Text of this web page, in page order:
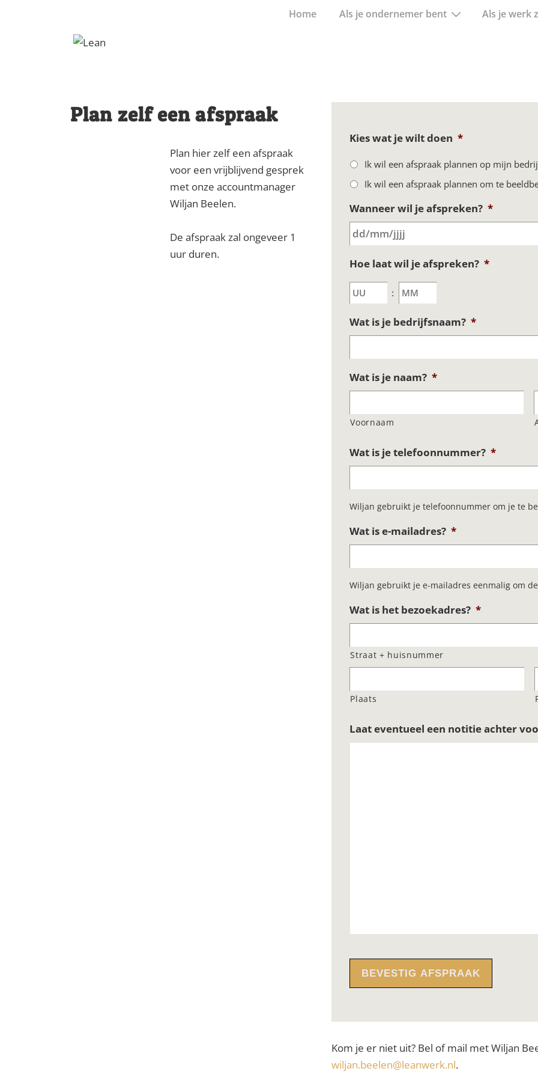
Hoofd
Home Als je ondernemer bent Als je werk
Plan zelf een afspraak
Plan hier zelf een afspraak
voor een vrijblijvend gesprek
met onze accountmanager
Wiljan Beelen.
De afspraak zal ongeveer 1
uur duren.
Kies wat je wilt doen *
Ik wil een afspraak plannen op mijn
Ik wil een afspraak plannen om te
Wanneer wil je afspreken? *
Hoe laat wil je afspreken? *
:
Uren Minuten
Wat is je bedrijfsnaam? *
Wat is je naam? *
Voornaam
Wat is je telefoonnummer? *
Wiljan gebruikt je telefoonnummer om je te
Wat is e-mailadres? *
Wiljan gebruikt je e-mailadres eenmalig om
Wat is het bezoekadres? *
Straat + huisnummer
Plaats
Laat eventueel een notitie achter
Kom je er niet uit? Bel of mail met Wiljan
wiljan.beelen@leanwerk.nl.